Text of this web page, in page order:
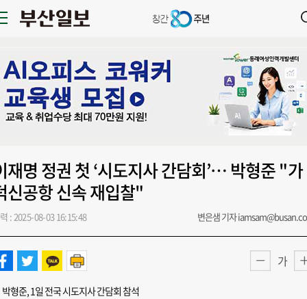
재명 정권 첫 ‘시도지사 간담회’… 박형준 "가
신공항 신속 재입찰"
: 2025-08-03 16:15:48 변은샘 기자
가
박형준, 1일 전국 시도지사 간담회 참석